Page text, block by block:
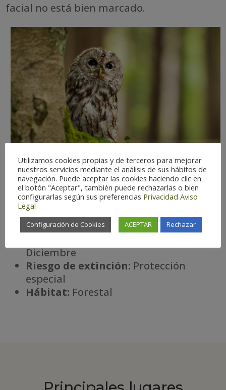
facial no está bien marcado.
Dificultad de observación:
Estatus:Residente.
Diciembre
Riesgo de extinción: Protección
especial
Hábitat: Forestal
Utilizamos cookies propias y de terceros para mejorar
nuestros servicios mediante el análisis de sus hábitos de
navegación. Puede aceptar las cookies haciendo clic en
el botón "Aceptar", también puede rechazarlas o bien
configurarlas según sus preferencias Privacidad Aviso
Legal
Configuración de Cookies ACEPTAR Rechazar